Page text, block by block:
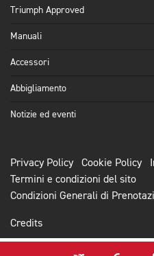
Triumph Approved
Manuali
Accessori
Abbigliamento
Notizie ed eventi
Privacy Policy Cookie Policy
Termini e condizioni del sito
Condizioni Generali di
Credits